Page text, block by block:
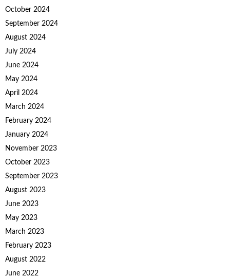
October 2024
September 2024
August 2024
July 2024
June 2024
May 2024
April 2024
March 2024
February 2024
January 2024
November 2023
October 2023
September 2023
August 2023
June 2023
May 2023
March 2023
February 2023
August 2022
June 2022